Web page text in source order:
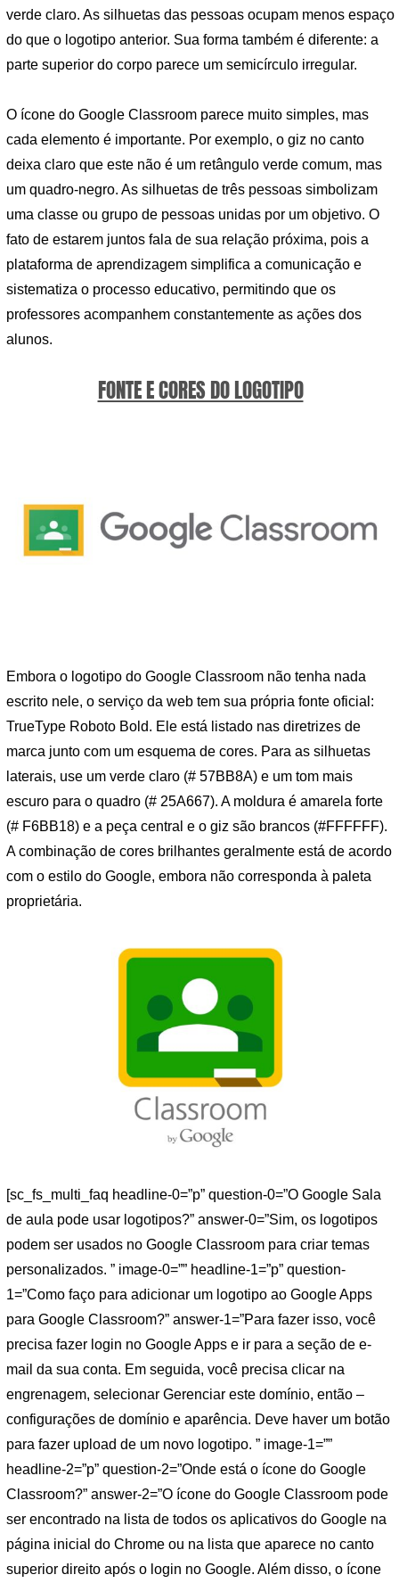
verde claro. As silhuetas das pessoas ocupam menos espaço
do que o logotipo anterior. Sua forma também é diferente: a
parte superior do corpo parece um semicírculo irregular.
O ícone do Google Classroom parece muito simples, mas
cada elemento é importante. Por exemplo, o giz no canto
deixa claro que este não é um retângulo verde comum, mas
um quadro-negro. As silhuetas de três pessoas simbolizam
uma classe ou grupo de pessoas unidas por um objetivo. O
fato de estarem juntos fala de sua relação próxima, pois a
plataforma de aprendizagem simplifica a comunicação e
sistematiza o processo educativo, permitindo que os
professores acompanhem constantemente as ações dos
alunos.
FONTE E CORES DO LOGOTIPO
Embora o logotipo do Google Classroom não tenha nada
escrito nele, o serviço da web tem sua própria fonte oficial:
TrueType Roboto Bold. Ele está listado nas diretrizes de
marca junto com um esquema de cores. Para as silhuetas
laterais, use um verde claro (# 57BB8A) e um tom mais
escuro para o quadro (# 25A667). A moldura é amarela forte
(# F6BB18) e a peça central e o giz são brancos (#FFFFFF).
A combinação de cores brilhantes geralmente está de acordo
com o estilo do Google, embora não corresponda à paleta
proprietária.
[sc_fs_multi_faq headline-0=”p” question-0=”O Google Sala
de aula pode usar logotipos?” answer-0=”Sim, os logotipos
podem ser usados ​​no Google Classroom para criar temas
personalizados. ” image-0=”” headline-1=”p” question-
1=”Como faço para adicionar um logotipo ao Google Apps
para Google Classroom?” answer-1=”Para fazer isso, você
precisa fazer login no Google Apps e ir para a seção de e-
mail da sua conta. Em seguida, você precisa clicar na
engrenagem, selecionar Gerenciar este domínio, então –
configurações de domínio e aparência. Deve haver um botão
para fazer upload de um novo logotipo. ” image-1=””
headline-2=”p” question-2=”Onde está o ícone do Google
Classroom?” answer-2=”O ícone do Google Classroom pode
ser encontrado na lista de todos os aplicativos do Google na
página inicial do Chrome ou na lista que aparece no canto
superior direito após o login no Google. Além disso, o ícone